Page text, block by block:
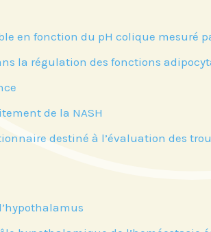
en fonction du pH colique mesuré
la régulation des fonctions
de la NASH
destiné à l’évaluation des